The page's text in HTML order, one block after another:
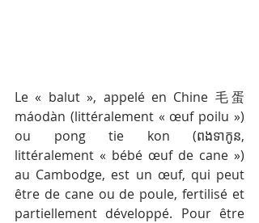
Le « balut », appelé en Chine 毛蛋
máodàn (littéralement « œuf poilu »)
ou pong tie kon (ពងទាកូន,
littéralement « bébé œuf de cane »)
au Cambodge, est un œuf, qui peut
être de cane ou de poule, fertilisé et
partiellement développé. Pour être